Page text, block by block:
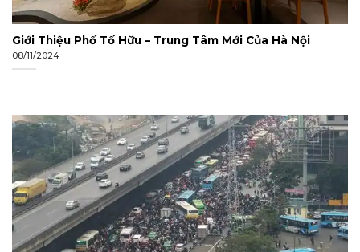
Giới Thiệu Phố Tố Hữu – Trung Tâm Mới Của Hà Nội
08/11/2024